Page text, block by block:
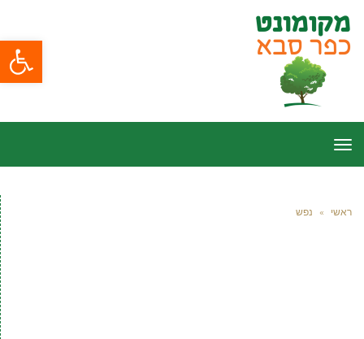
פתח
תפריט
ראשי » נפש